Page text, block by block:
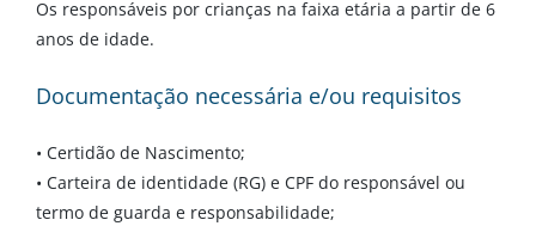
Os responsáveis por crianças na faixa etária a partir de 6
anos de idade.
Documentação necessária e/ou requisitos
• Certidão de Nascimento;
• Carteira de identidade (RG) e CPF do responsável ou
termo de guarda e responsabilidade;